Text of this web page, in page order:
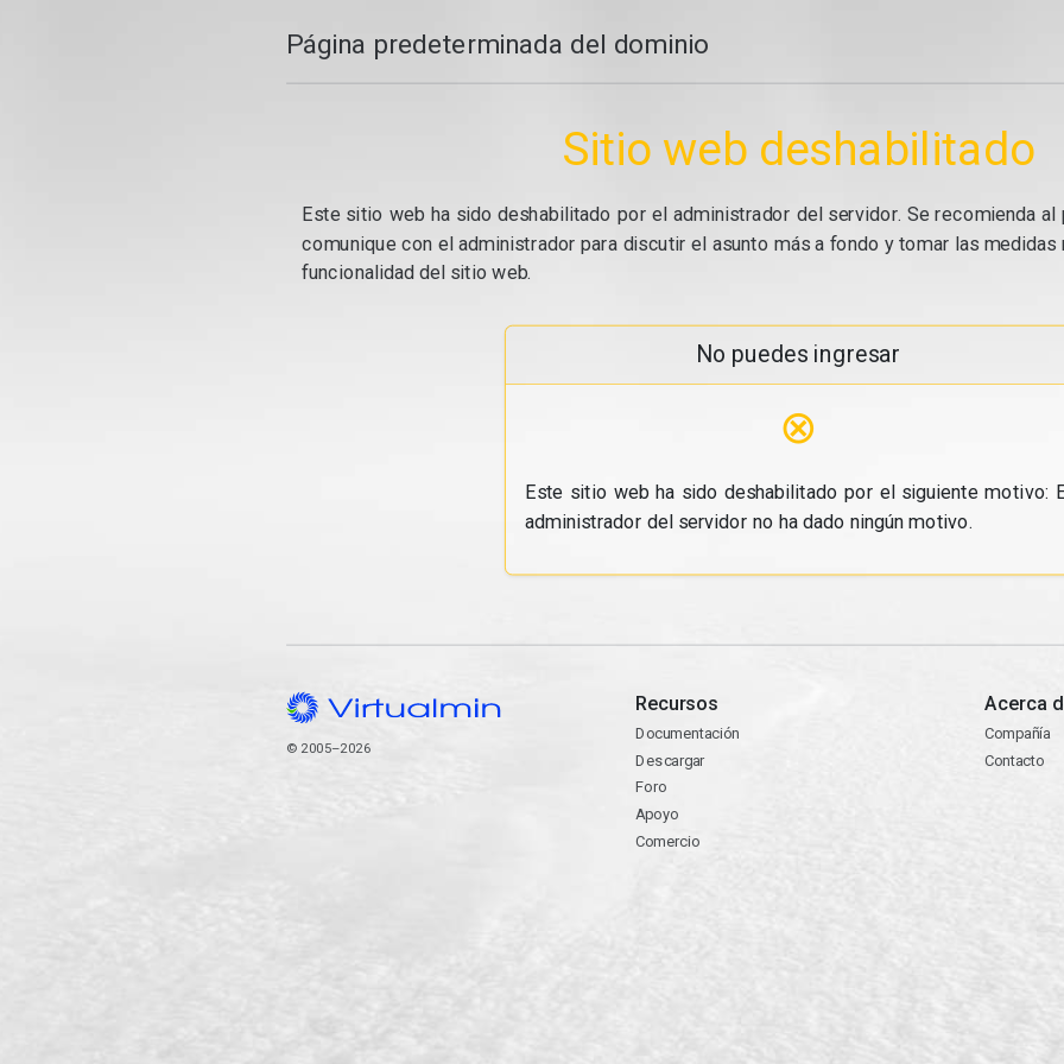
Página predeterminada del dominio
Sitio web deshabilitado
Este sitio web ha sido deshabilitado por el administrador del servidor. Se recomienda
comunique con el administrador para discutir el asunto más a fondo y tomar las medidas
funcionalidad del sitio web.
No puedes ingresar
⊗
Este sitio web ha sido deshabilitado por el siguiente motivo:
administrador del servidor no ha dado ningún motivo.
© 2005–2026
Recursos
Documentación
Descargar
Foro
Apoyo
Comercio
Acerca
Compañía
Contacto